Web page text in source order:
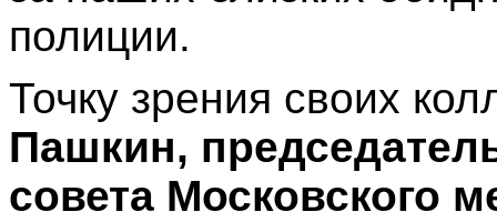
полиции.
Точку зрения своих
Пашкин,
совета Московского